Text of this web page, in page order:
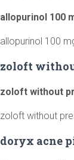
allopurinol 100
allopurinol 100
zoloft
zoloft without
zoloft without
doryx acne